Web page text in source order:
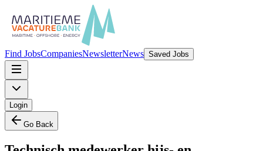
Find JobsCompaniesNewsletterNews Saved Jobs
Login
Go Back